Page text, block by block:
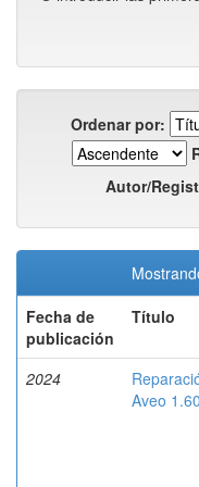
Ordenar por:
Autor/
Fecha de
publicación
Título
2024
Aveo